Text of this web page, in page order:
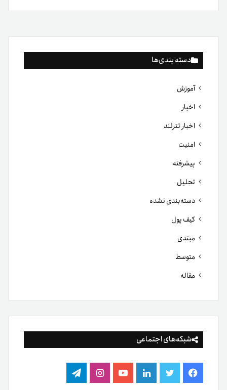
دسته بندی‌ها
آموزش
اخبار
اخبار تترلند
امنیت
پیشرفته
تحلیل
دسته‌بندی نشده
کیف پول
مبتدی
متوسط
مقاله
شبکه‌های اجتماعی
فیس توییتر لینکدینیوتیوباینستاگرام
تلگرام